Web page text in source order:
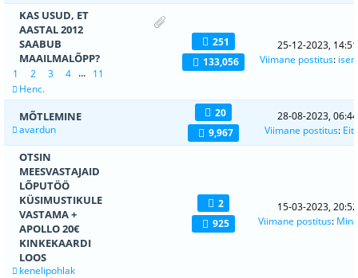
KAS USUD, ET
AASTAL 2012
SAABUB
MAAILMALÕPP?
1 2 3 4 ... 11
Henc.
251
133,056
25-12-2023, 14:51
Viimane postitus:
MÕTLEMINE
avardun
20
9,967
28-08-2023, 06:44
Viimane postitus:
OTSIN
MEESVASTAJAID
LÕPUTÖÖ
KÜSIMUSTIKULE
VASTAMA +
APOLLO 20€
KINKEKAARDI
LOOS
kenelipohlak
2
925
15-03-2023, 20:52
Viimane postitus: